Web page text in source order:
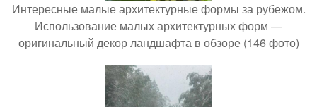
Интересные малые архитектурные формы за рубежом.
Использование малых архитектурных форм —
оригинальный декор ландшафта в обзоре (146 фото)